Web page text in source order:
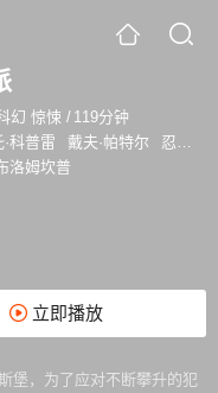
幻 惊悚 / 119分钟
科普雷 戴夫·帕特尔 忍者
洛姆坎普
立即播放
堡，为了应对不断攀升的犯